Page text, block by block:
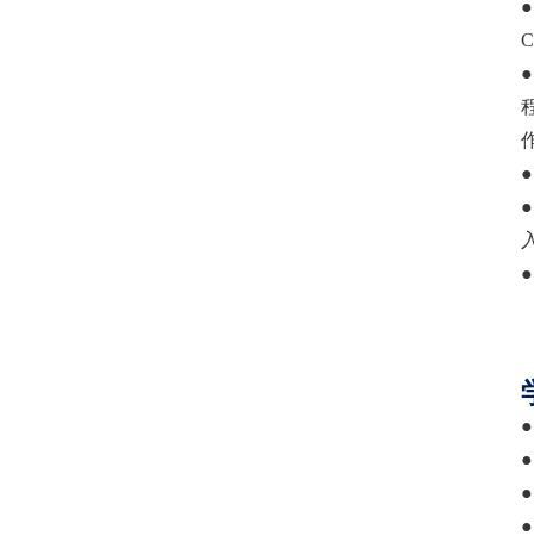
●
●
●
●
●
●
●
●
●